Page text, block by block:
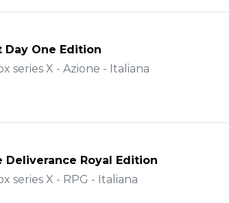
Day One Edition
series X - Azione - Italiana
Deliverance Royal Edition
series X - RPG - Italiana